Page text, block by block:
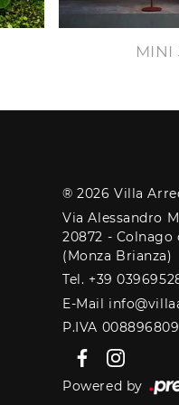
MINI
® 2026 Villa
Via Alessandro
20872 - Colnago
(Monza Brianza)
Tel. +39
E-Mail
P.IVA
Powered by